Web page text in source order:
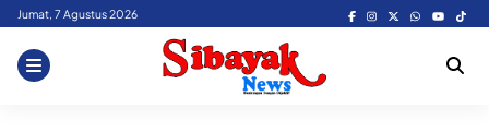
Skip
content
Jumat, 7 Agustus 2026